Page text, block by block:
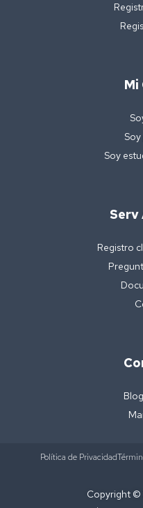
Mi
Soy
Serv
Registro
Política de Privacidad
Copyright ©